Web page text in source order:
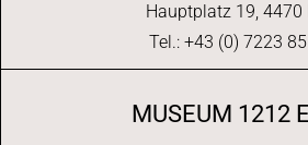
Hauptplatz 19, 4470
Tel.: +43 (0) 7223
MUSEUM 1212